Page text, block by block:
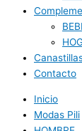
Contacto
Inicio
Modas Pili